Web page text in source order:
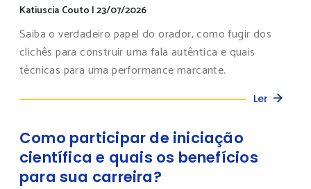
Katiuscia Couto |23/07/2026
Saiba o verdadeiro papel do orador, como fugir dos
clichês para construir uma fala autêntica e quais
técnicas para uma performance marcante.
Ler
Como participar de iniciação
científica e quais os benefícios
para sua carreira?